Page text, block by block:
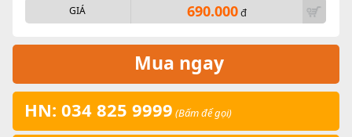
GIÁ 690.000đ
Mua ngay
HN: 034 825 9999 (Bấm để gọi)